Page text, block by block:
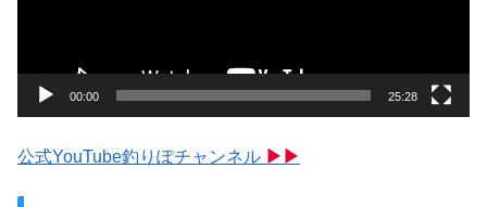
00:00 25:28
公式YouTube釣りぽチャンネル ▶▶